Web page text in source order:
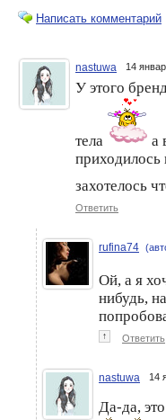
Крем для лица
«Империалис» от Lush
Крем для лица «Шангри-
Ла» от Lush
Написать комментарий
nastuwa 14
У этого
тела
а
приходилось
захотелось
Ответить
rufina74
Ой, а я
нибудь,
↑ Ответить
nastuwa 14
Да-да,